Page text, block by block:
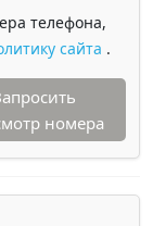
телефона,
сайта .
номера